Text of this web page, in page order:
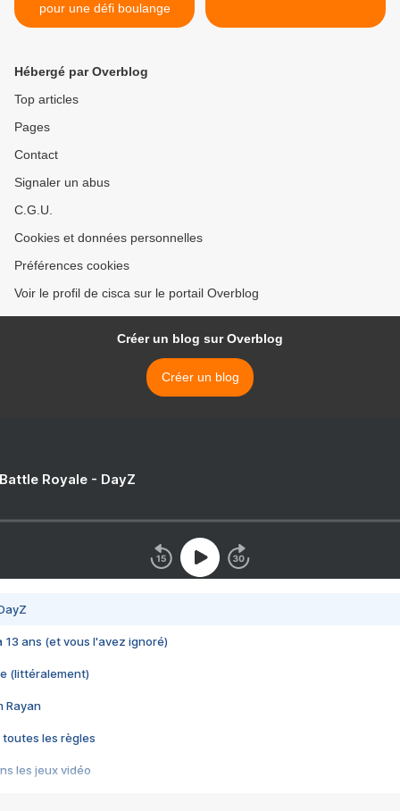
pour une défi boulange
Hébergé par Overblog
Top articles
Pages
Contact
Signaler un abus
C.G.U.
Cookies et données personnelles
Préférences cookies
Voir le profil de cisca sur le portail Overblog
Créer un blog sur Overblog
Créer un blog
Royale - DayZ
13 ans (et vous l'avez ignoré)
(littéralement)
Rayan
toutes les règles
les jeux vidéo